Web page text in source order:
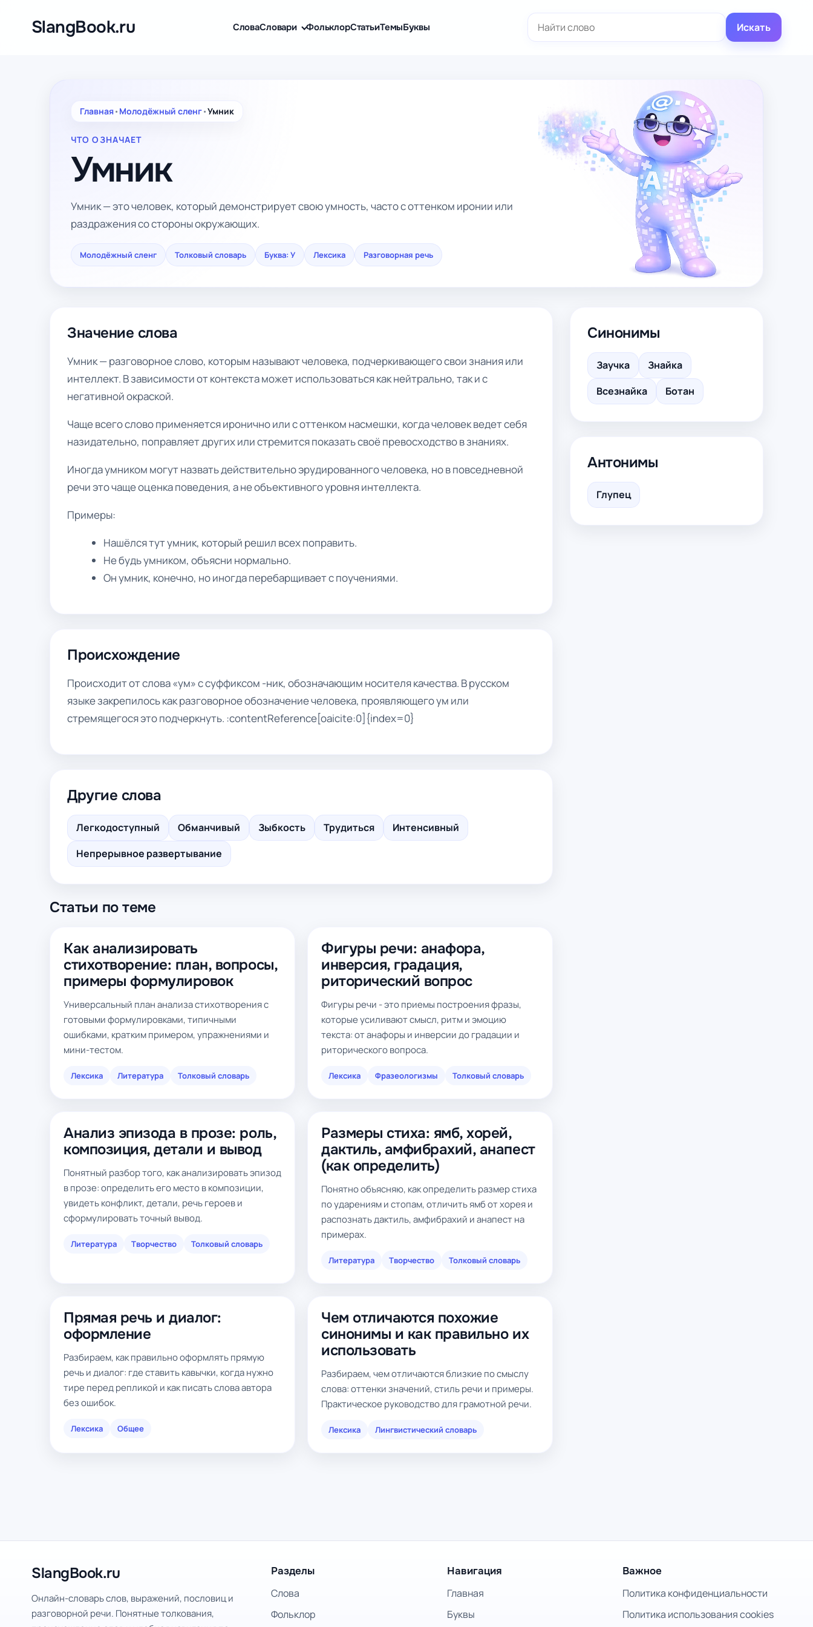
содержимомуSlangBook.ru СловаСловари ФольклорСтатьиТемыБуквы Искать
Главная• Молодёжный сленг•Умник
ЧТО ОЗНАЧАЕТ
Умник
Умник — это человек, который демонстрирует свою умность, часто с оттенком иронии или
раздражения со стороны окружающих.
Молодёжный сленг Толковый словарь Буква: У Лексика Разговорная речь
Значение слова
Умник — разговорное слово, которым называют человека, подчеркивающего свои знания или
интеллект. В зависимости от контекста может использоваться как нейтрально, так и с
негативной окраской.
Чаще всего слово применяется иронично или с оттенком насмешки, когда человек ведет себя
назидательно, поправляет других или стремится показать своё превосходство в знаниях.
Иногда умником могут назвать действительно эрудированного человека, но в повседневной
речи это чаще оценка поведения, а не объективного уровня интеллекта.
Примеры:
Нашёлся тут умник, который решил всех поправить.
Не будь умником, объясни нормально.
Он умник, конечно, но иногда перебарщивает с поучениями.
Происхождение
Происходит от слова «ум» с суффиксом -ник, обозначающим носителя качества. В русском
языке закрепилось как разговорное обозначение человека, проявляющего ум или
стремящегося это подчеркнуть. :contentReference[oaicite:0]{index=0}
Другие слова
Легкодоступный Обманчивый Зыбкость Трудиться
Интенсивный
Непрерывное развертывание
Статьи по теме
Как анализировать
стихотворение: план, вопросы,
примеры формулировок
Универсальный план анализа стихотворения с
готовыми формулировками, типичными
ошибками, кратким примером, упражнениями и
мини-тестом.
Лексика Литература Толковый словарь
Фигуры речи: анафора,
инверсия, градация,
риторический вопрос
Фигуры речи - это приемы построения фразы,
которые усиливают смысл, ритм и эмоцию
текста: от анафоры и инверсии до градации и
риторического вопроса.
Лексика Фразеологизмы Толковый словарь
Анализ эпизода в прозе: роль,
композиция, детали и вывод
Понятный разбор того, как анализировать эпизод
в прозе: определить его место в композиции,
увидеть конфликт, детали, речь героев и
сформулировать точный вывод.
Литература Творчество Толковый словарь
Размеры стиха: ямб, хорей,
дактиль, амфибрахий, анапест
(как определить)
Понятно объясняю, как определить размер стиха
по ударениям и стопам, отличить ямб от хорея и
распознать дактиль, амфибрахий и анапест на
примерах.
Литература Творчество Толковый словарь
Прямая речь и диалог:
оформление
Разбираем, как правильно оформлять прямую
речь и диалог: где ставить кавычки, когда нужно
тире перед репликой и как писать слова автора
без ошибок.
Лексика Общее
Чем отличаются похожие
синонимы и как правильно их
использовать
Разбираем, чем отличаются близкие по смыслу
слова: оттенки значений, стиль речи и примеры.
Практическое руководство для грамотной речи.
Лексика Лингвистический словарь
Синонимы
Заучка
Знайка
Всезнайка
Ботан
Антонимы
Глупец
SlangBook.ru
Онлайн-словарь слов, выражений, пословиц и
разговорной речи. Понятные толкования,
Разделы
Слова
Фольклор
Навигация
Главная
Буквы
Важное
Политика конфиденциальности
Политика использования cookies